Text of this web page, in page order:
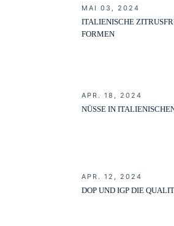
MAI 03, 2024
ITALIENISCHE
FORMEN
APR. 18, 2024
NÜSSE IN
APR. 12, 2024
DOP UND IGP DIE